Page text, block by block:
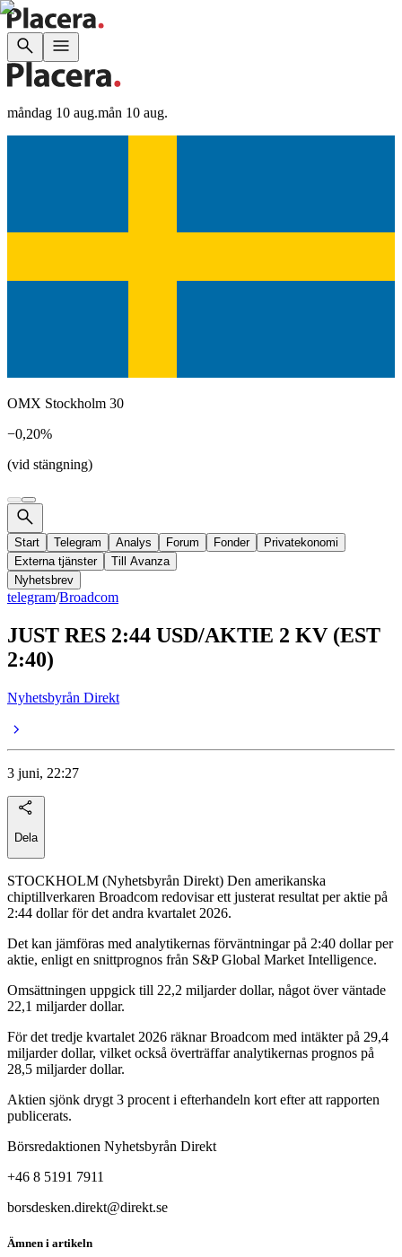
måndag 10 aug.mån 10 aug.
OMX Stockholm 30
−0,20%
(vid stängning)
Start Telegram Analys Forum Fonder
Privatekonomi
Externa tjänster
Till Avanza
Nyhetsbrev
telegram/Broadcom
JUST RES 2:44 USD/AKTIE 2 KV (EST
2:40)
Nyhetsbyrån Direkt
3 juni, 22:27
Dela
STOCKHOLM (Nyhetsbyrån Direkt) Den amerikanska
chiptillverkaren Broadcom redovisar ett justerat resultat per aktie på
2:44 dollar för det andra kvartalet 2026.
Det kan jämföras med analytikernas förväntningar på 2:40 dollar per
aktie, enligt en snittprognos från S&P Global Market Intelligence.
Omsättningen uppgick till 22,2 miljarder dollar, något över väntade
22,1 miljarder dollar.
För det tredje kvartalet 2026 räknar Broadcom med intäkter på 29,4
miljarder dollar, vilket också överträffar analytikernas prognos på
28,5 miljarder dollar.
Aktien sjönk drygt 3 procent i efterhandeln kort efter att rapporten
publicerats.
Börsredaktionen Nyhetsbyrån Direkt
+46 8 5191 7911
borsdesken.direkt@direkt.se
Ämnen i artikeln